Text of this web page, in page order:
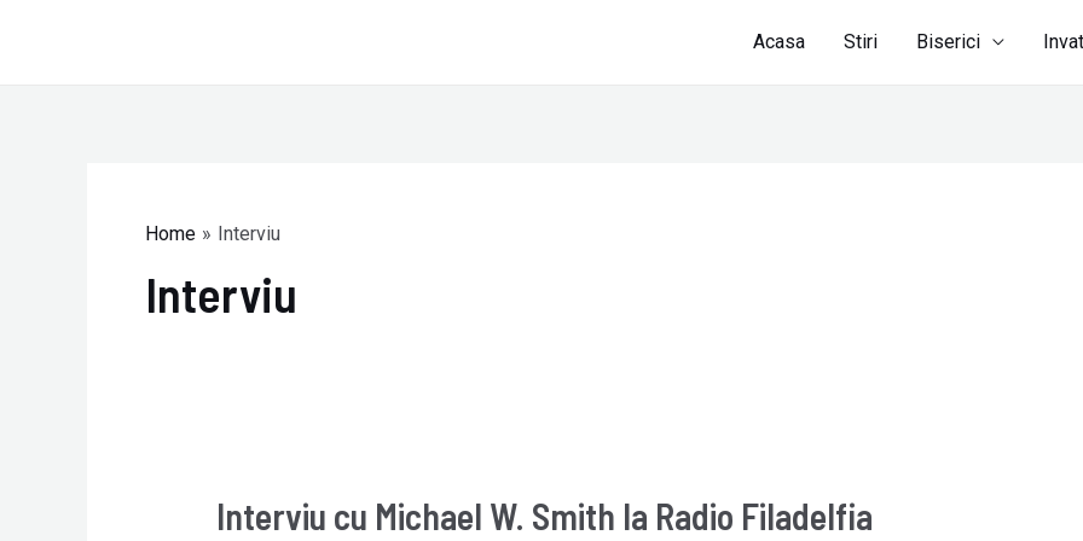
Acasa Stiri Biserici
Home Interviu
Interviu
Interviu cu Michael W. Smith la Radio Filadelfia
Interviu